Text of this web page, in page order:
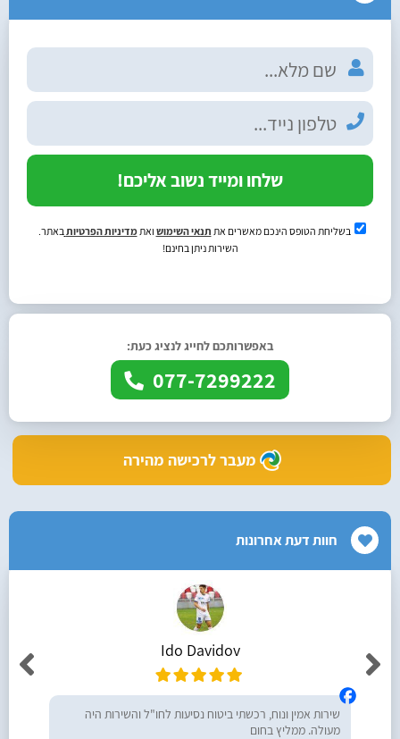
שלחו ומייד נשוב אליכם!
בשליחת הטופס הינכם מאשרים את תנאי השימוש ואתמדיניות הפרטיות באתר.
השירות ניתן בחינם!
באפשרותכם לחייג לנציג כעת:
077-7299222
מעבר לרכישה מהירה
חוות דעת אחרונות
Ido Davidov
שירות אמין ונוח, רכשתי ביטוח נסיעות לחו"ל והשירות היה
מעולה. ממליץ בחום